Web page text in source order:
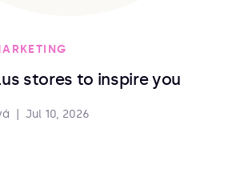
stores to inspire you
Jul 10, 2026